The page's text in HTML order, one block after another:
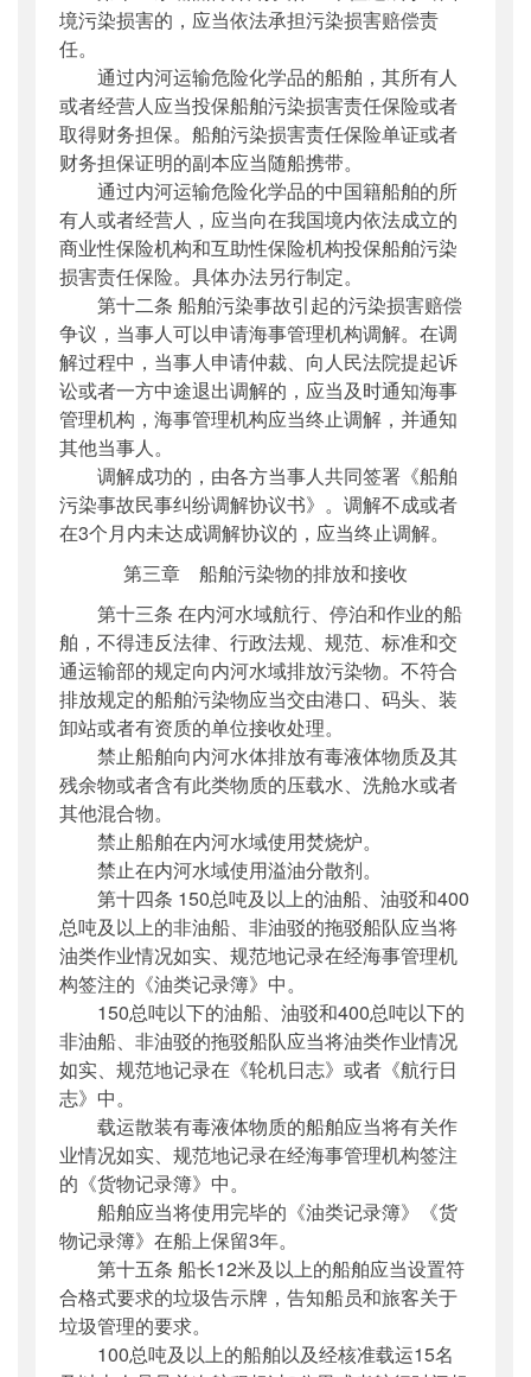
境污染损害的，应当依法承担污染损害赔偿责
任。
通过内河运输危险化学品的船舶，其所有人
或者经营人应当投保船舶污染损害责任保险或者
取得财务担保。船舶污染损害责任保险单证或者
财务担保证明的副本应当随船携带。
通过内河运输危险化学品的中国籍船舶的所
有人或者经营人，应当向在我国境内依法成立的
商业性保险机构和互助性保险机构投保船舶污染
损害责任保险。具体办法另行制定。
第十二条 船舶污染事故引起的污染损害赔偿
争议，当事人可以申请海事管理机构调解。在调
解过程中，当事人申请仲裁、向人民法院提起诉
讼或者一方中途退出调解的，应当及时通知海事
管理机构，海事管理机构应当终止调解，并通知
其他当事人。
调解成功的，由各方当事人共同签署《船舶
污染事故民事纠纷调解协议书》。调解不成或者
在3个月内未达成调解协议的，应当终止调解。
第三章 船舶污染物的排放和接收
第十三条 在内河水域航行、停泊和作业的船
舶，不得违反法律、行政法规、规范、标准和交
通运输部的规定向内河水域排放污染物。不符合
排放规定的船舶污染物应当交由港口、码头、装
卸站或者有资质的单位接收处理。
禁止船舶向内河水体排放有毒液体物质及其
残余物或者含有此类物质的压载水、洗舱水或者
其他混合物。
禁止船舶在内河水域使用焚烧炉。
禁止在内河水域使用溢油分散剂。
第十四条 150总吨及以上的油船、油驳和400
总吨及以上的非油船、非油驳的拖驳船队应当将
油类作业情况如实、规范地记录在经海事管理机
构签注的《油类记录簿》中。
150总吨以下的油船、油驳和400总吨以下的
非油船、非油驳的拖驳船队应当将油类作业情况
如实、规范地记录在《轮机日志》或者《航行日
志》中。
载运散装有毒液体物质的船舶应当将有关作
业情况如实、规范地记录在经海事管理机构签注
的《货物记录簿》中。
船舶应当将使用完毕的《油类记录簿》《货
物记录簿》在船上保留3年。
第十五条 船长12米及以上的船舶应当设置符
合格式要求的垃圾告示牌，告知船员和旅客关于
垃圾管理的要求。
100总吨及以上的船舶以及经核准载运15名